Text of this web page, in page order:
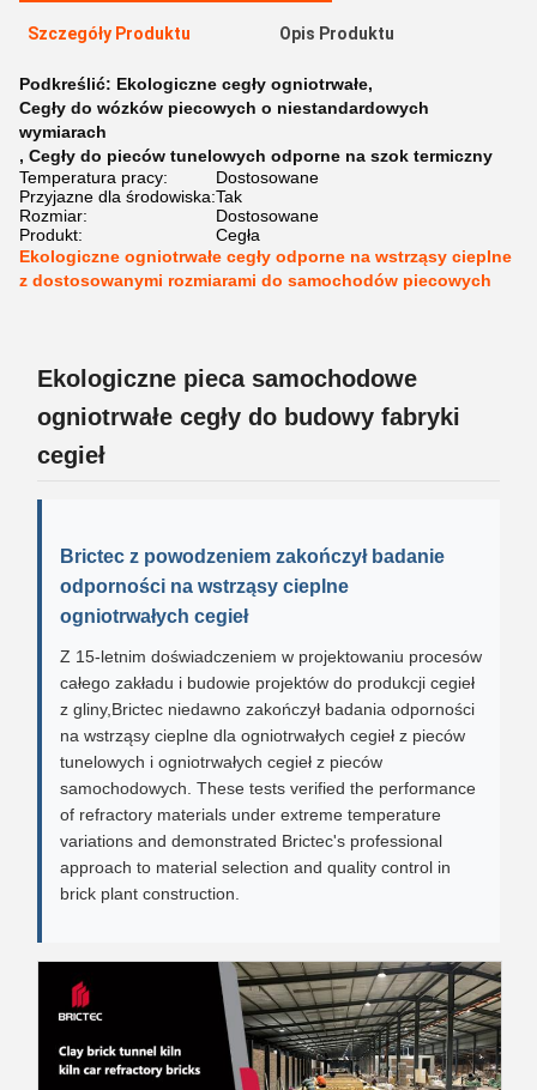
Szczegóły Produktu Opis Produktu
Podkreślić: Ekologiczne cegły ogniotrwałe,
Cegły do wózków piecowych o niestandardowych
wymiarach
, Cegły do pieców tunelowych odporne na szok termiczny
Temperatura pracy:
Dostosowane
Przyjazne dla środowiska:Tak
Rozmiar:
Dostosowane
Produkt:
Cegła
Ekologiczne ogniotrwałe cegły odporne na wstrząsy cieplne
z dostosowanymi rozmiarami do samochodów piecowych
Ekologiczne pieca samochodowe
ogniotrwałe cegły do budowy fabryki
cegieł
Brictec z powodzeniem zakończył badanie
odporności na wstrząsy cieplne
ogniotrwałych cegieł
Z 15-letnim doświadczeniem w projektowaniu procesów
całego zakładu i budowie projektów do produkcji cegieł
z gliny,Brictec niedawno zakończył badania odporności
na wstrząsy cieplne dla ogniotrwałych cegieł z pieców
tunelowych i ogniotrwałych cegieł z pieców
samochodowych. These tests verified the performance
of refractory materials under extreme temperature
variations and demonstrated Brictec's professional
approach to material selection and quality control in
brick plant construction.